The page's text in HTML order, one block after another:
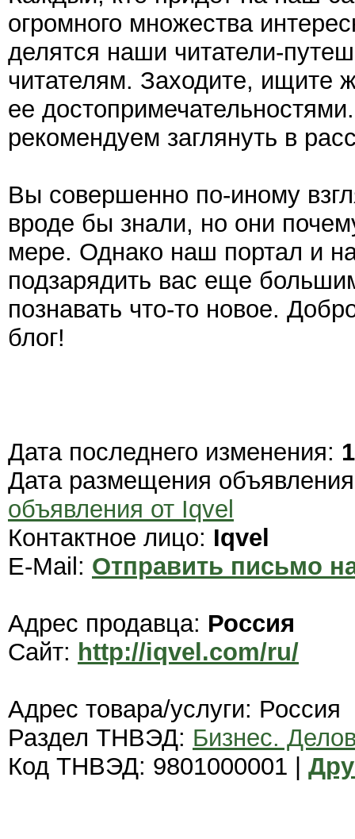
огромного множества
делятся наши читатели-
читателям. Заходите, ищите
ее
рекомендуем заглянуть в
Вы совершенно по-иному
вроде бы знали, но они
мере. Однако наш портал и
подзарядить вас еще
познавать что-то новое.
блог!
Дата последнего изменения:
Дата размещения
объявления от Iqvel
Контактное лицо: Iqvel
E-Mail: Отправить письмо
Адрес продавца: Россия
Сайт: http://iqvel.com/ru/
Адрес товара/услуги: Россия
Раздел ТНВЭД: Бизнес.
Код ТНВЭД: 9801000001 |